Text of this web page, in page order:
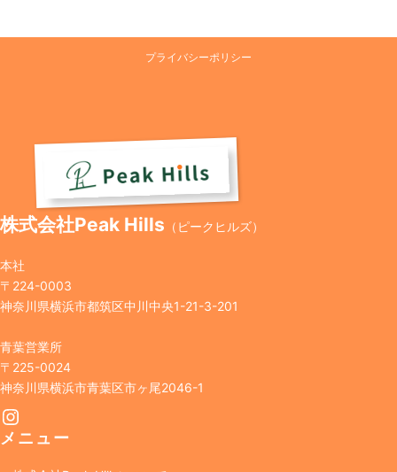
プライバシーポリシー
株式会社Peak Hills （ピークヒルズ）
本社
〒224-0003
神奈川県横浜市都筑区中川中央1-21-3-201
青葉営業所
〒225-0024
神奈川県横浜市青葉区市ヶ尾2046-1
Instagram
メニュー